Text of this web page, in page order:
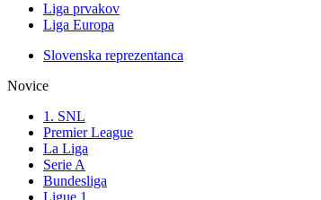
Liga prvakov
Liga Europa
Slovenska reprezentanca
Novice
1. SNL
Premier League
La Liga
Serie A
Bundesliga